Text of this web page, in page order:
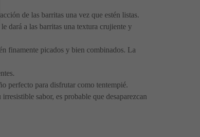
de las barritas una vez que estén listas.
dará a las barritas una textura crujiente y
finamente picados y bien combinados. La
perfecto para disfrutar como tentempié.
sabor, es probable que desaparezcan